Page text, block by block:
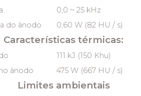
0,0 ~ 25 kHz
do ânodo
0,60 W (82 HU / s)
Características térmicas:
111 kJ (150 Khu)
ânodo
475 W (667 HU / s)
Limites ambientais